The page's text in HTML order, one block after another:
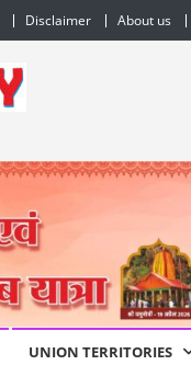
Disclaimer About us
UNION TERRITORIES